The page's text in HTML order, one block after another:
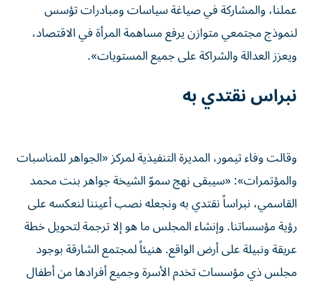
عملنا، والمشاركة في صياغة سياسات ومبادرات تؤسس
لنموذج مجتمعي متوازن يرفع مساهمة المرأة في الاقتصاد،
ويعزز العدالة والشراكة على جميع المستويات».
نبراس نقتدي به
وقالت وفاء تيمور، المديرة التنفيذية لمركز «الجواهر للمناسبات
والمؤتمرات»: «سيبقى نهج سموّ الشيخة جواهر بنت محمد
القاسمي، نبراساً نقتدي به ونجعله نصب أعيننا لنعكسه على
رؤية مؤسساتنا. وإنشاء المجلس ما هو إلا ترجمة لتحويل خطة
عريقة ونبيلة على أرض الواقع. هنيئاً لمجتمع الشارقة بوجود
مجلس ذي مؤسسات تخدم الأسرة وجميع أفرادها من أطفال